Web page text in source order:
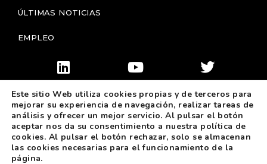
ÚLTIMAS NOTICIAS
EMPLEO
© 2025 GEUTEBRÜCK - All rights Reserved Aviso Legal
Política de Privacidad
Este sitio Web utiliza cookies propias y de terceros para
mejorar su experiencia de navegación, realizar tareas de
análisis y ofrecer un mejor servicio. Al pulsar el botón
aceptar nos da su consentimiento a nuestra política de
cookies. Al pulsar el botón rechazar, solo se almacenan
las cookies necesarias para el funcionamiento de la
página.